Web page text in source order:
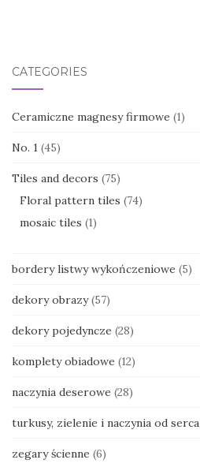
CATEGORIES
Ceramiczne magnesy firmowe (1)
No. 1 (45)
Tiles and decors (75)
Floral pattern tiles (74)
mosaic tiles (1)
bordery listwy wykończeniowe (5)
dekory obrazy (57)
dekory pojedyncze (28)
komplety obiadowe (12)
naczynia deserowe (28)
turkusy, zielenie i naczynia od serca
zegary ścienne (6)